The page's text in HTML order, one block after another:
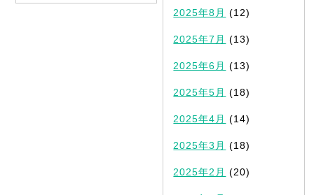
2025年8月 (12)
2025年7月 (13)
2025年6月 (13)
2025年5月 (18)
2025年4月 (14)
2025年3月 (18)
2025年2月 (20)